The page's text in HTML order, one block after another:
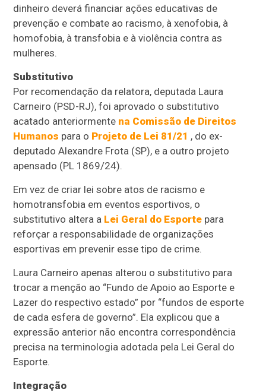
dinheiro deverá financiar ações educativas de
prevenção e combate ao racismo, à xenofobia, à
homofobia, à transfobia e à violência contra as
mulheres.
Substitutivo
Por recomendação da relatora, deputada Laura
Carneiro (PSD-RJ), foi aprovado o substitutivo
acatado anteriormente na Comissão de Direitos
Humanos para o Projeto de Lei 81/21 , do ex-
deputado Alexandre Frota (SP), e a outro projeto
apensado (PL 1869/24).
Em vez de criar lei sobre atos de racismo e
homotransfobia em eventos esportivos, o
substitutivo altera a Lei Geral do Esporte para
reforçar a responsabilidade de organizações
esportivas em prevenir esse tipo de crime.
Laura Carneiro apenas alterou o substitutivo para
trocar a menção ao “Fundo de Apoio ao Esporte e
Lazer do respectivo estado” por “fundos de esporte
de cada esfera de governo”. Ela explicou que a
expressão anterior não encontra correspondência
precisa na terminologia adotada pela Lei Geral do
Esporte.
Integração